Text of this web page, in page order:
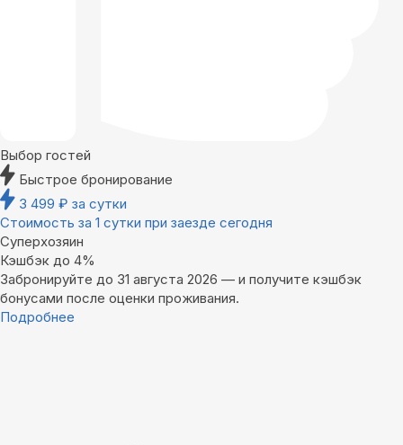
Выбор гостей
Быстрое бронирование
3 499 ₽ за сутки
Стоимость за 1 сутки при заезде сегодня
Суперхозяин
Кэшбэк до 4%
Забронируйте до 31 августа 2026 — и получите кэшбэк
бонусами после оценки проживания.
Подробнее